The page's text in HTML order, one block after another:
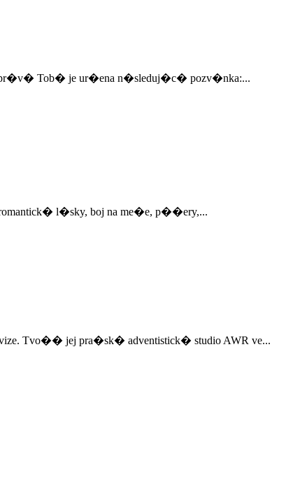
pr�v� Tob� je ur�ena n�sleduj�c� pozv�nka:...
l�sky, boj na me�e, p��ery,...
Tvo�� jej pra�sk� adventistick� studio AWR ve...